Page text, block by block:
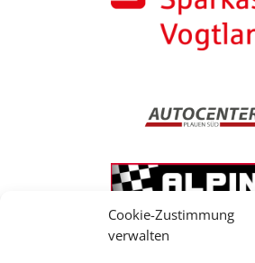
Cookie-Zustimmung
verwalten